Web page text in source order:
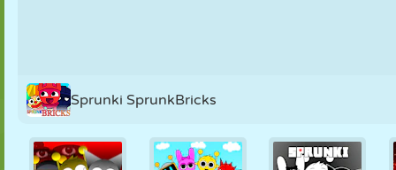
Sprunki SprunkBricks